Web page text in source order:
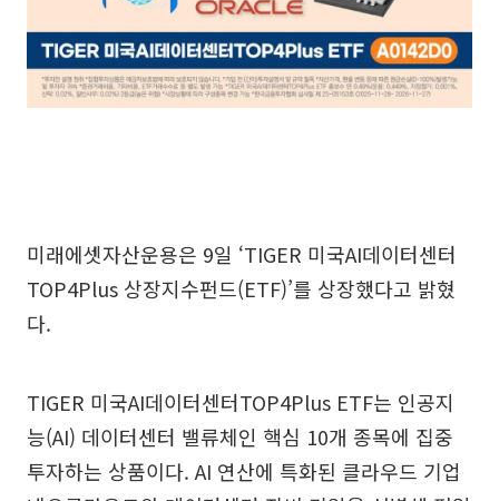
미래에셋자산운용은 9일 ‘TIGER 미국AI데이터센터
TOP4Plus 상장지수펀드(ETF)’를 상장했다고 밝혔
다.
TIGER 미국AI데이터센터TOP4Plus ETF는 인공지
능(AI) 데이터센터 밸류체인 핵심 10개 종목에 집중
투자하는 상품이다. AI 연산에 특화된 클라우드 기업